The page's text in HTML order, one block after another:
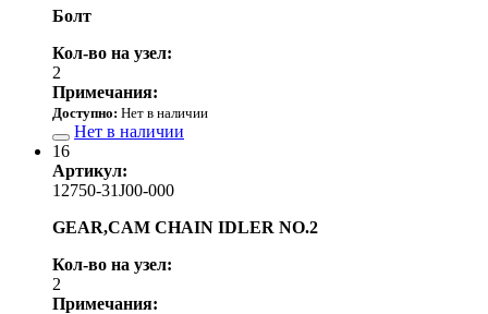
Болт
Кол-во на узел:
2
Примечания:
Доступно: Нет в наличии
Нет в наличии
16
Артикул:
12750-31J00-000
GEAR,CAM CHAIN IDLER NO.2
Кол-во на узел:
2
Примечания: